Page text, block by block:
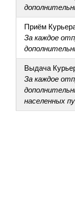
Приём
За каждое
Выдача
За каждое
населенных